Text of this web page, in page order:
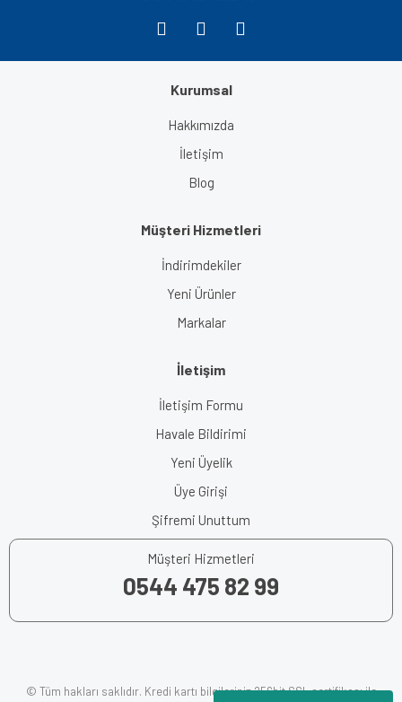
Kurumsal
Hakkımızda
İletişim
Blog
Müşteri Hizmetleri
İndirimdekiler
Yeni Ürünler
Markalar
İletişim
İletişim Formu
Havale Bildirimi
Yeni Üyelik
Üye Girişi
Şifremi Unuttum
Müşteri Hizmetleri
0544 475 82 99
© Tüm hakları saklıdır. Kredi kartı bilgileriniz 256bit SSL sertifikası ile